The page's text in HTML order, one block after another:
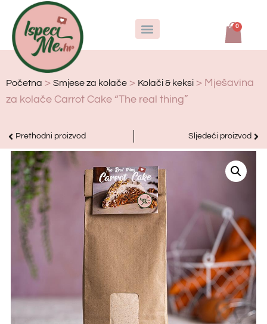
0
Početna > Smjese za kolače > Kolači & keksi > Mješavina
za kolače Carrot Cake “The real thing”
Prethodni proizvod Sljedeći proizvod